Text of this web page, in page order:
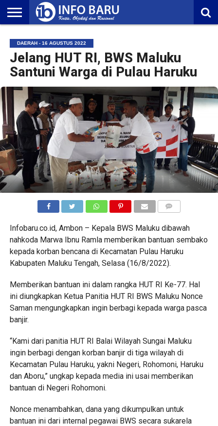
NASIONAL
AMBONIA
MALUKU
EKONOMI
POLITIK
OLAHRAGA
LIFESTYLE
REDAKSI
DAERAH - 16 AGUSTUS 2022
Jelang HUT RI, BWS Maluku
Santuni Warga di Pulau Haruku
Infobaru.co.id, Ambon – Kepala BWS Maluku dibawah
nahkoda Marwa Ibnu Ramla memberikan bantuan sembako
kepada korban bencana di Kecamatan Pulau Haruku
Kabupaten Maluku Tengah, Selasa (16/8/2022).
Memberikan bantuan ini dalam rangka HUT RI Ke-77. Hal
ini diungkapkan Ketua Panitia HUT RI BWS Maluku Nonce
Saman mengungkapkan ingin berbagi kepada warga pasca
banjir.
“Kami dari panitia HUT RI Balai Wilayah Sungai Maluku
ingin berbagi dengan korban banjir di tiga wilayah di
Kecamatan Pulau Haruku, yakni Negeri, Rohomoni, Haruku
dan Aboru,” ungkap kepada media ini usai memberikan
bantuan di Negeri Rohomoni.
Nonce menambahkan, dana yang dikumpulkan untuk
bantuan ini dari internal pegawai BWS secara sukarela